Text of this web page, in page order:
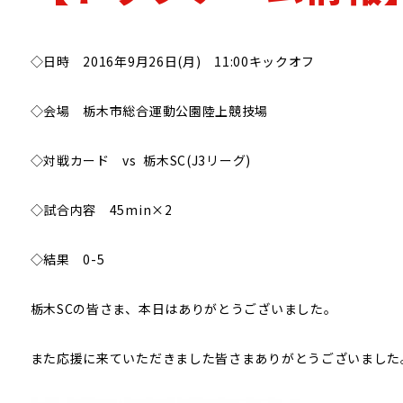
◇日時 2016年9月26日(月) 11:00キックオフ
◇会場 栃木市総合運動公園陸上競技場
◇対戦カード vs 栃木SC(J3リーグ)
◇試合内容 45min×2
◇結果 0-5
栃木SCの皆さま、本日はありがとうございました。
また応援に来ていただきました皆さまありがとうございました